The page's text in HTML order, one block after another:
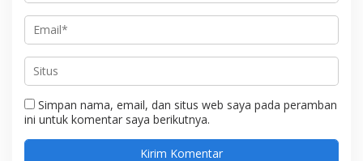
Simpan nama, email, dan situs web saya pada peramban
ini untuk komentar saya berikutnya.